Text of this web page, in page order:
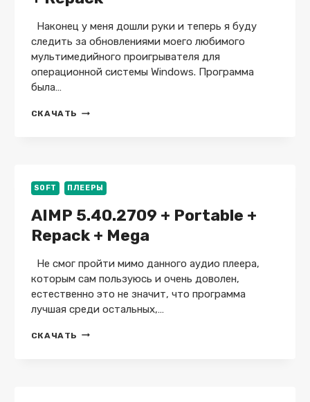
Наконец у меня дошли руки и теперь я буду
следить за обновлениями моего любимого
мультимедийного проигрывателя для
операционной системы Windows. Программа
была…
СКАЧАТЬ MEDIA
+
+
PORTABLE
+
SOFT ПЛЕЕРЫ
AIMP 5.40.2709 + Portable +
Repack + Mega
Не смог пройти мимо данного аудио плеера,
которым сам пользуюсь и очень доволен,
естественно это не значит, что программа
лучшая среди остальных,…
СКАЧАТЬ AIMP